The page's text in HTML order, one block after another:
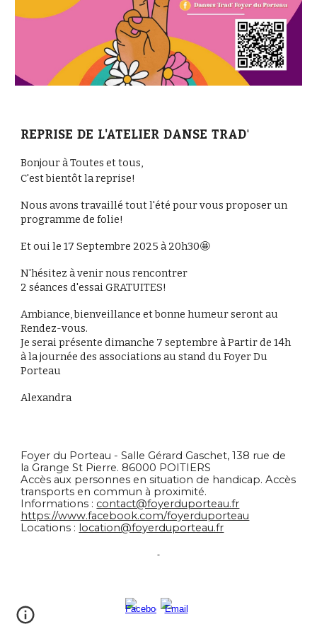
REPRISE DE L'ATELIER DANSE TRAD'
Bonjour à Toutes et tous,
C'est bientôt la reprise!
Nous avons travaillé tout l'été pour vous proposer un
programme de folie!
Et oui le 17 Septembre 2025 à 20h30🤩
N'hésitez à venir nous rencontrer
2 séances d'essai GRATUITES!
Ambiance, bienveillance et bonne humeur seront au
Rendez-vous.
Je serai présente dimanche 7 septembre à Partir de 14h
à la journée des associations au stand du Foyer Du
Porteau
Alexandra
Foyer du Porteau - Salle Gérard Gaschet, 138 rue de
la Grange St Pierre. 86000 POITIERS
Accès aux personnes en situation de handicap. Accès
transports en commun à proximité.
Informations : contact@foyerduporteau.fr
https://www.facebook.com/foyerduporteau
Locations : location@foyerduporteau.fr